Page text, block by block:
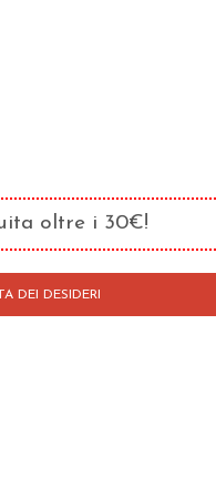
oltre i 30€!
DEI DESIDERI